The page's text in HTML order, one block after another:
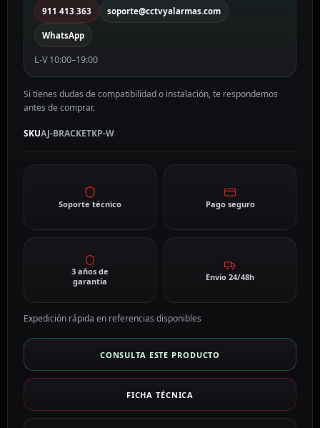
911 413 363 soporte@cctvyalarmas.com
WhatsApp
L-V 10:00–19:00
Si tienes dudas de compatibilidad o instalación, te respondemos
antes de comprar.
SKUAJ-BRACKETKP-W
Soporte técnico Pago seguro
3 años de
garantía
Envío 24/48h
Expedición rápida en referencias disponibles
CONSULTA ESTE PRODUCTO
FICHA TÉCNICA